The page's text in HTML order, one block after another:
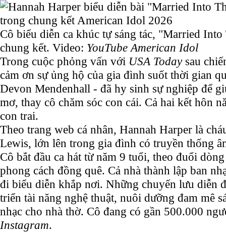
Cô biểu diễn ca khúc tự sáng tác, "Married
chung kết. Video: YouTube American Idol
Trong cuộc phỏng vấn với USA Todaysau
cảm ơn sự ủng hộ của gia đình suốt thời gian
Devon Mendenhall - đã hy sinh sự nghiệp để
mơ, thay cô chăm sóc con cái. Cả hai kết hôn
con trai.
Theo trang web cá nhân, Hannah Harper là
Lewis, lớn lên trong gia đình có truyền thống
Cô bắt đầu ca hát từ năm 9 tuổi, theo đuổi
phong cách đồng quê. Cả nhà thành lập ban
đi biểu diễn khắp nơi. Những chuyến lưu diễn
triển tài năng nghệ thuật, nuôi dưỡng đam mê
nhạc cho nhà thờ. Cô đang có gần 500.000
Instagram.